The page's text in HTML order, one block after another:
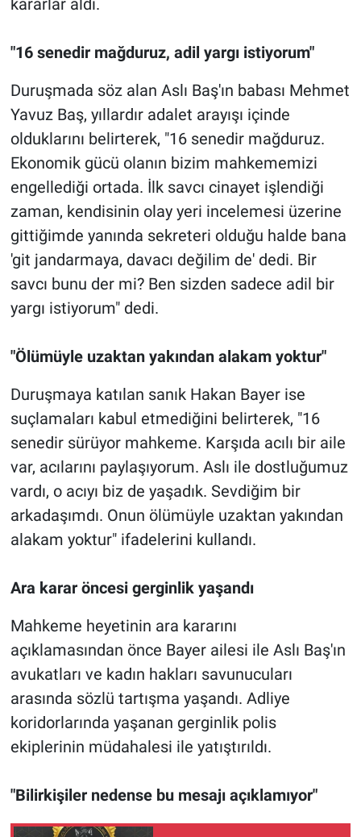
kararlar aldı.
"16 senedir mağduruz, adil yargı istiyorum"
Duruşmada söz alan Aslı Baş'ın babası Mehmet
Yavuz Baş, yıllardır adalet arayışı içinde
olduklarını belirterek, "16 senedir mağduruz.
Ekonomik gücü olanın bizim mahkememizi
engellediği ortada. İlk savcı cinayet işlendiği
zaman, kendisinin olay yeri incelemesi üzerine
gittiğimde yanında sekreteri olduğu halde bana
'git jandarmaya, davacı değilim de' dedi. Bir
savcı bunu der mi? Ben sizden sadece adil bir
yargı istiyorum" dedi.
"Ölümüyle uzaktan yakından alakam yoktur"
Duruşmaya katılan sanık Hakan Bayer ise
suçlamaları kabul etmediğini belirterek, "16
senedir sürüyor mahkeme. Karşıda acılı bir aile
var, acılarını paylaşıyorum. Aslı ile dostluğumuz
vardı, o acıyı biz de yaşadık. Sevdiğim bir
arkadaşımdı. Onun ölümüyle uzaktan yakından
alakam yoktur" ifadelerini kullandı.
Ara karar öncesi gerginlik yaşandı
Mahkeme heyetinin ara kararını
açıklamasından önce Bayer ailesi ile Aslı Baş'ın
avukatları ve kadın hakları savunucuları
arasında sözlü tartışma yaşandı. Adliye
koridorlarında yaşanan gerginlik polis
ekiplerinin müdahalesi ile yatıştırıldı.
"Bilirkişiler nedense bu mesajı açıklamıyor"